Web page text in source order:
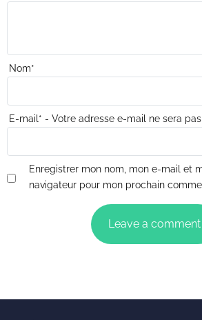
Nom*
E-mail* - Votre adresse e-mail ne sera
Enregistrer mon nom, mon e-mail et
navigateur pour mon prochain